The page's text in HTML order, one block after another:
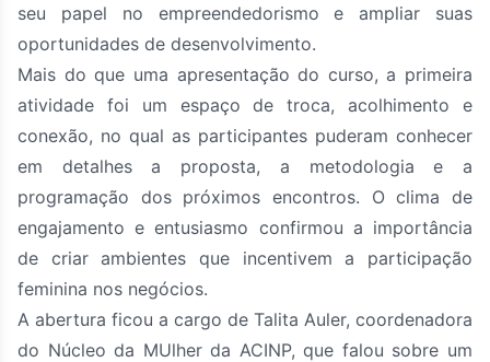
seu papel no empreendedorismo e ampliar suas
oportunidades de desenvolvimento.
Mais do que uma apresentação do curso, a primeira
atividade foi um espaço de troca, acolhimento e
conexão, no qual as participantes puderam conhecer
em detalhes a proposta, a metodologia e a
programação dos próximos encontros. O clima de
engajamento e entusiasmo confirmou a importância
de criar ambientes que incentivem a participação
feminina nos negócios.
A abertura ficou a cargo de Talita Auler, coordenadora
do Núcleo da MUlher da ACINP, que falou sobre um